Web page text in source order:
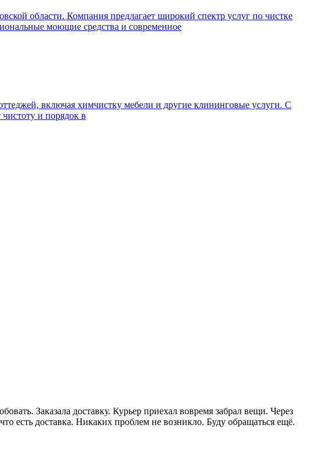
области. Компания предлагает широкий спектр услуг по чистке
моющие средства и современное
включая химчистку мебели и другие клининговые услуги. С
и порядок в
Заказала доставку. Курьер приехал вовремя забрал вещи. Через
есть доставка. Никаких проблем не возникло. Буду обращаться ещё.